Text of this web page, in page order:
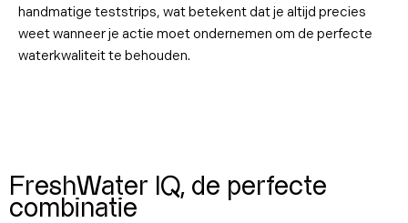
handmatige teststrips, wat betekent dat je altijd precies
weet wanneer je actie moet ondernemen om de perfecte
waterkwaliteit te behouden.
FreshWater IQ, de perfecte
combinatie